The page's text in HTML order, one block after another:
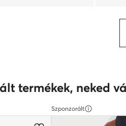
termékek, neked
Szponzorált